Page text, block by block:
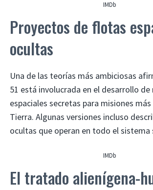
IMDb
Proyectos de flotas
ocultas
Una de las teorías más ambiciosas
51 está involucrada en el desarrollo de
espaciales secretas para misiones
Tierra. Algunas versiones incluso
ocultas que operan en todo el sistema
IMDb
El tratado alienígena-